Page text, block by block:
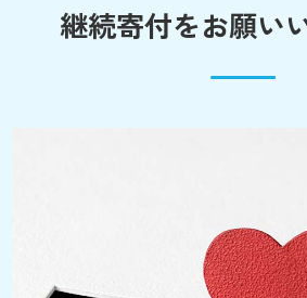
継続寄付をお願い